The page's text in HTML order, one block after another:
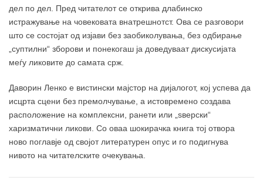
дел по дел. Пред читателот се открива длабинско
истражување на човековата внатрешнотст. Ова се разговори
што се состојат од изјави без заобиколувања, без одбирање
„суптилни“ зборови и понекогаш ја доведуваат дискусијата
меѓу ликовите до самата срж.
Даворин Ленко е вистински мајстор на дијалогот, кој успева да
исцрта сцени без премолчување, а истовремено создава
расположение на комплексни, ранети или „ѕверски“
харизматични ликови. Со оваа шокирачка книга тој отвора
ново поглавје од својот литературен опус и го подигнува
нивото на читателските очекувања.